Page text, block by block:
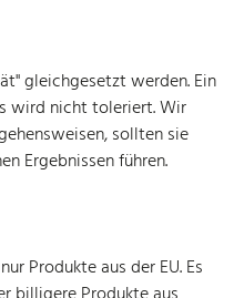
gleichgesetzt werden. Ein
wird nicht toleriert. Wir
sollten sie
Ergebnissen führen.
Produkte aus der EU. Es